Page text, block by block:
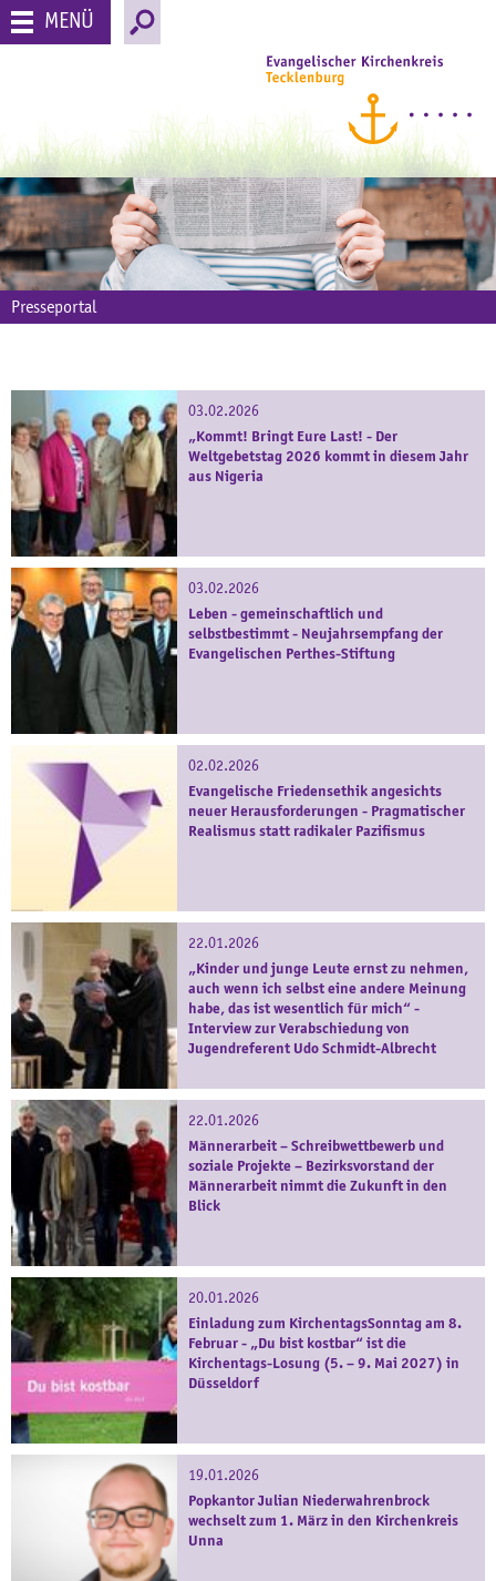
MENÜ
Presseportal
03.02.2026
„Kommt! Bringt Eure Last! - Der
Weltgebetstag 2026 kommt in diesem Jahr
aus Nigeria
03.02.2026
Leben - gemeinschaftlich und
selbstbestimmt - Neujahrsempfang der
Evangelischen Perthes-Stiftung
02.02.2026
Evangelische Friedensethik angesichts
neuer Herausforderungen - Pragmatischer
Realismus statt radikaler Pazifismus
22.01.2026
„Kinder und junge Leute ernst zu nehmen,
auch wenn ich selbst eine andere Meinung
habe, das ist wesentlich für mich“ -
Interview zur Verabschiedung von
Jugendreferent Udo Schmidt-Albrecht
22.01.2026
Männerarbeit – Schreibwettbewerb und
soziale Projekte – Bezirksvorstand der
Männerarbeit nimmt die Zukunft in den
Blick
20.01.2026
Einladung zum KirchentagsSonntag am 8.
Februar - „Du bist kostbar“ ist die
Kirchentags-Losung (5. – 9. Mai 2027) in
Düsseldorf
19.01.2026
Popkantor Julian Niederwahrenbrock
wechselt zum 1. März in den Kirchenkreis
Unna